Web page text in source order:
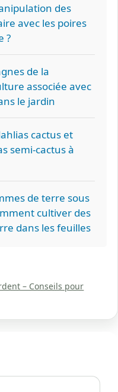
des
avec les poires
?
de la
associée avec
le jardin
cactus et
semi-cactus à
de terre sous
cultiver des
dans les feuilles
– Conseils pour